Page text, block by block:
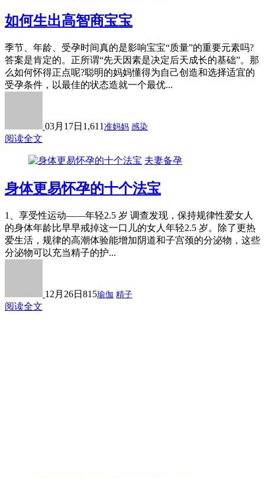
如何生出高智商宝宝
季节、年龄、受孕时间真的是影响宝宝“质量”的重要元素吗?
答案是肯定的。正所谓“先天因素是决定后天成长的基础”。那
么如何怀得正点呢?聪明的妈妈懂得为自己创造和选择适宜的
受孕条件，以最佳的状态造就一个最优...
03月17日 1,611 准妈妈 感染
阅读全文
夫妻备孕
身体更易怀孕的十个法宝
1、享受性运动——年轻2.5 岁 调查发现，保持规律性爱女人
的身体年龄比早早戒掉这一口儿的女人年轻2.5 岁。除了更热
爱生活，规律的高潮体验能增加阴道和子宫颈的分泌物，这些
分泌物可以充当精子的护...
12月26日 815瑜伽 精子
阅读全文